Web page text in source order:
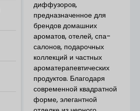
диффузоров,
предназначенное для
брендов домашних
ароматов, отелей, спа-
салонов, подарочных
коллекций и частных
ароматерапевтических
продуктов. Благодаря
современной квадратной
форме, элегантной